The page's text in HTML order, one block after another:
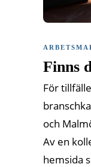
Finns
För
och
Av en
hemsida